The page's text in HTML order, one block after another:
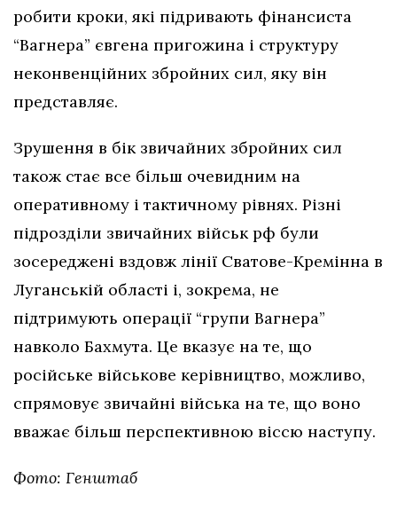
робити кроки, які підривають фінансиста
“Вагнера” євгена пригожина і структуру
неконвенційних збройних сил, яку він
представляє.
Зрушення в бік звичайних збройних сил
також стає все більш очевидним на
оперативному і тактичному рівнях. Різні
підрозділи звичайних військ рф були
зосереджені вздовж лінії Сватове-Кремінна в
Луганській області і, зокрема, не
підтримують операції “групи Вагнера”
навколо Бахмута. Це вказує на те, що
російське військове керівництво, можливо,
спрямовує звичайні війська на те, що воно
вважає більш перспективною віссю наступу.
Фото: Генштаб